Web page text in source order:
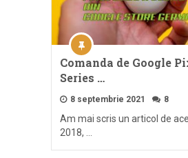
Comanda de Google
Series …
8 septembrie 2021 8
Am mai scris un articol de
2018, …